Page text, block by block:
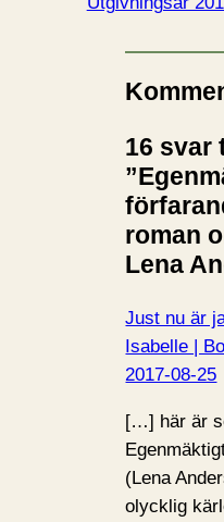
16 svar
roman
Lena
Just nu är
Isabelle |
2017-08-25
[…] här är
(Lena
olycklig